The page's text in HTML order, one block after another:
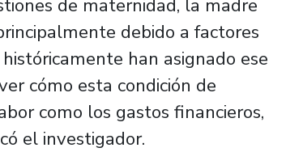
debido a factores
han asignado ese
cómo esta condición de
como los gastos financieros,
el investigador.